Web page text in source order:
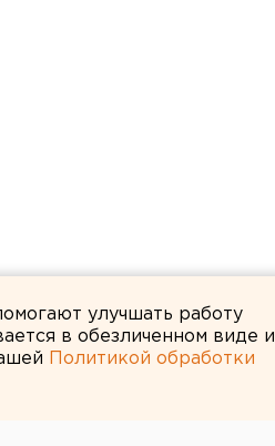
улучшать работу
в обезличенном виде и
Политикой обработки